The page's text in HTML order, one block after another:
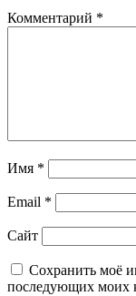
Комментарий *
Имя *
Email *
Сайт
Сохранить моё
последующих моих